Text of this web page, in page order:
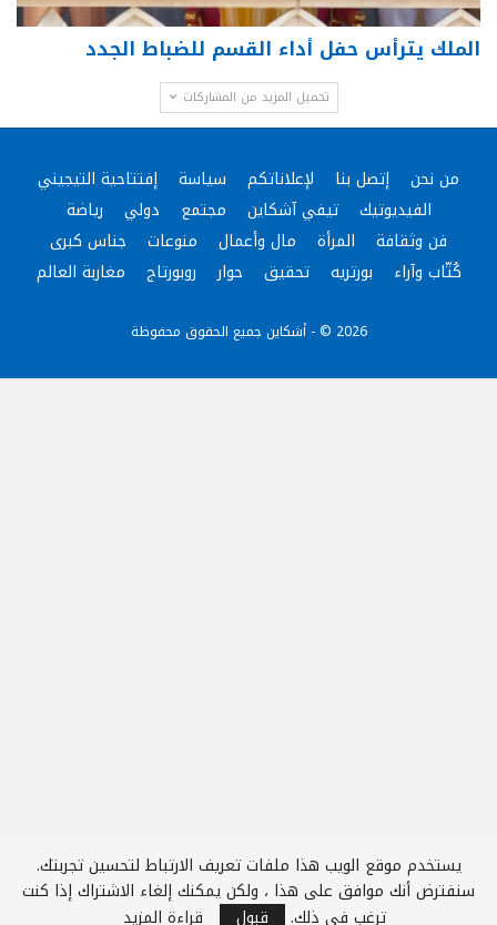
الملك يترأس حفل أداء القسم للضباط الجدد
تحميل المزيد من المشاركات
من نحن إتصل بنا لإعلاناتكم سياسة
إفتتاحية التيجيني
الفيديوتيك
تيفي آشكاين مجتمع دولي
رياضة
فن وثقافة
المرأة مال وأعمال منوعات
جناس كبرى
كُتّاب وآراء
بورتريه تحقيق حوار روبورتاج مغاربة العالم
2026 © - أشكاين جميع الحقوق محفوظة
يستخدم موقع الويب هذا ملفات تعريف الارتباط لتحسين تجربتك.
سنفترض أنك موافق على هذا ، ولكن يمكنك إلغاء الاشتراك إذا كنت
ترغب في ذلك.
قبول قراءة المزيد